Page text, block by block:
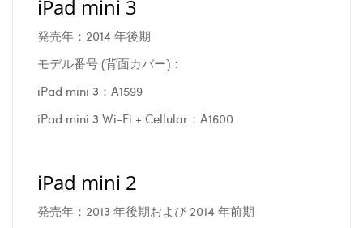
iPad mini 3
発売年：2014 年後期
モデル番号 (背面カバー)：
iPad mini 3：A1599
iPad mini 3 Wi-Fi + Cellular：A1600
iPad mini 2
発売年：2013 年後期および 2014 年前期